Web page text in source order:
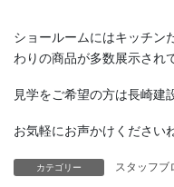
ショールームにはキッチン
わりの商品が多数展示され
見学をご希望の方は長崎建
お気軽にお声かけくださ
カテゴリー スタッフブ